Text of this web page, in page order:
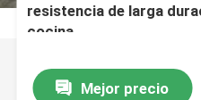
resistencia de larga
cocina
Mejor precio